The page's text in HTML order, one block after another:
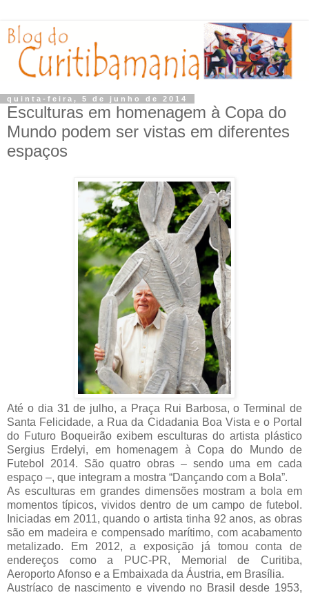
quinta-feira, 5 de junho de 2014
Esculturas em homenagem à Copa do
Mundo podem ser vistas em diferentes
espaços
Até o dia 31 de julho, a Praça Rui Barbosa, o Terminal de
Santa Felicidade, a Rua da Cidadania Boa Vista e o Portal
do Futuro Boqueirão exibem esculturas do artista plástico
Sergius Erdelyi, em homenagem à Copa do Mundo de
Futebol 2014. São quatro obras – sendo uma em cada
espaço –, que integram a mostra “Dançando com a Bola”.
As esculturas em grandes dimensões mostram a bola em
momentos típicos, vividos dentro de um campo de futebol.
Iniciadas em 2011, quando o artista tinha 92 anos, as obras
são em madeira e compensado marítimo, com acabamento
metalizado. Em 2012, a exposição já tomou conta de
endereços como a PUC-PR, Memorial de Curitiba,
Aeroporto Afonso e a Embaixada da Áustria, em Brasília.
Austríaco de nascimento e vivendo no Brasil desde 1953,